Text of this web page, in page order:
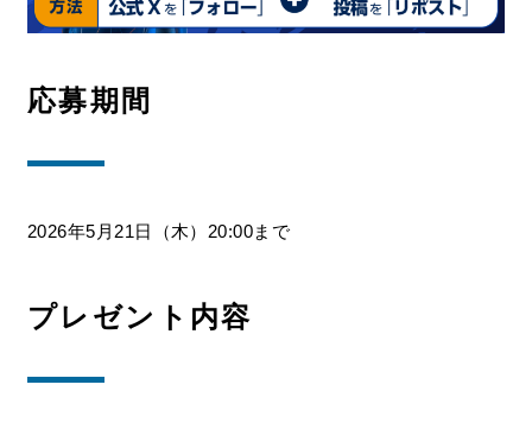
応募期間
2026年5月21日（木）20:00まで
プレゼント内容